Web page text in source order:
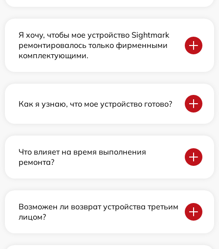
Я хочу, чтобы мое устройство Sightmark
ремонтировалось только фирменными
комплектующими.
Как я узнаю, что мое устройство готово?
Что влияет на время выполнения
ремонта?
Возможен ли возврат устройства третьим
лицом?